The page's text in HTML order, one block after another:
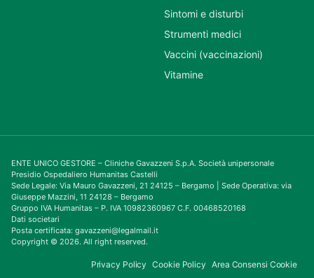
Sintomi e disturbi
Strumenti medici
Vaccini (vaccinazioni)
Vitamine
ENTE UNICO GESTORE – Cliniche Gavazzeni S.p.A. Società unipersonale
Presidio Ospedaliero Humanitas Castelli
Sede Legale: Via Mauro Gavazzeni, 21 24125 – Bergamo | Sede Operativa: via
Giuseppe Mazzini, 11 24128 – Bergamo
Gruppo IVA Humanitas – P. IVA 10982360967 C.F. 00468520168
Dati societari
Posta certificata: gavazzeni@legalmail.it
Copyright © 2026. All right reserved.
Privacy Policy Cookie Policy Area Consensi Cookie